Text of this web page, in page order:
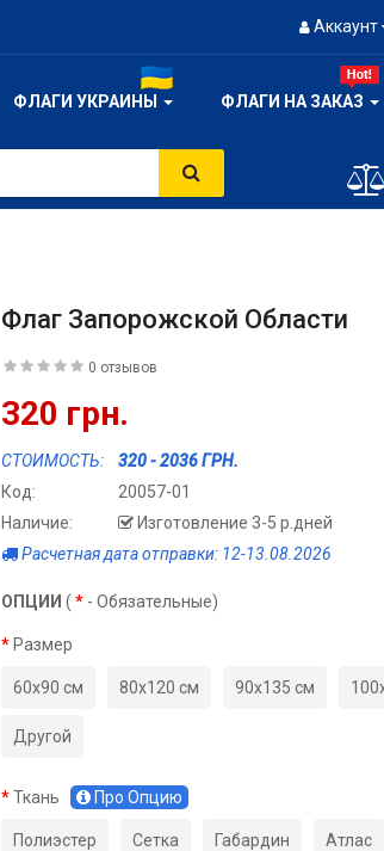
Аккаунт
ФЛАГИ УКРАИНЫ ФЛАГИ НА ЗАКАЗ
Флаг Запорожской Области
0 отзывов
320 грн.
СТОИМОСТЬ:
320 - 2036 ГРН.
Код:
20057-01
Наличие:
Изготовление 3-5 р.дней
Расчетная дата отправки: 12-13.08.2026
ОПЦИИ (* - Обязательные)
Размер
60х90 см 80х120 см 90х135 см
Другой
Ткань Про Опцию
Полиэстер Сетка Габардин Атлас